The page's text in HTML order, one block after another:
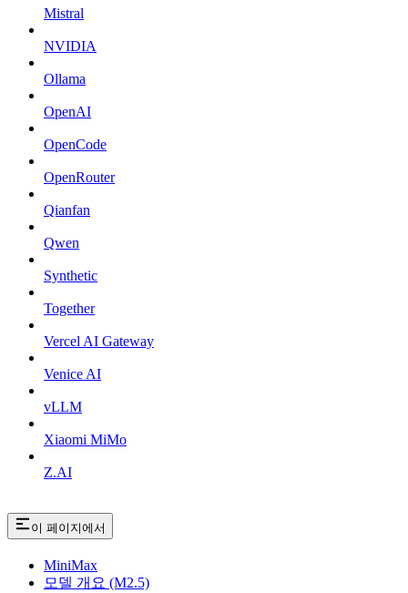
Mistral
NVIDIA
Ollama
OpenAI
OpenCode
OpenRouter
Qianfan
Qwen
Synthetic
Together
Vercel AI Gateway
Venice AI
vLLM
Xiaomi MiMo
Z.AI
이 페이지에서
MiniMax
모델 개요 (M2.5)